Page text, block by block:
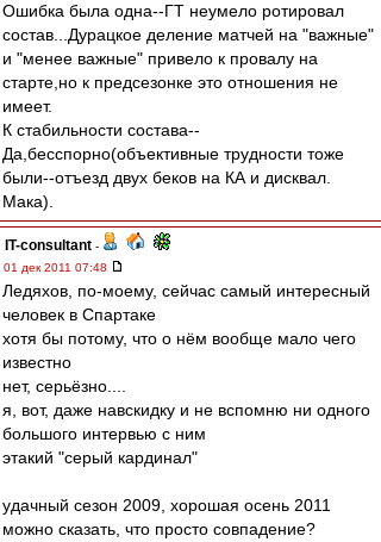
Ошибка была одна--ГТ неумело ротировал
состав...Дурацкое деление матчей на "важные"
и "менее важные" привело к провалу на
старте,но к предсезонке это отношения не
имеет.
К стабильности состава--
Да,бесспорно(объективные трудности тоже
были--отъезд двух беков на КА и дисквал.
Мака).
IT-consultant -
01 дек 2011 07:48
Ледяхов, по-моему, сейчас самый интересный
человек в Спартаке
хотя бы потому, что о нём вообще мало чего
известно
нет, серьёзно....
я, вот, даже навскидку и не вспомню ни одного
большого интервью с ним
этакий "серый кардинал"
удачный сезон 2009, хорошая осень 2011
можно сказать, что просто совпадение?